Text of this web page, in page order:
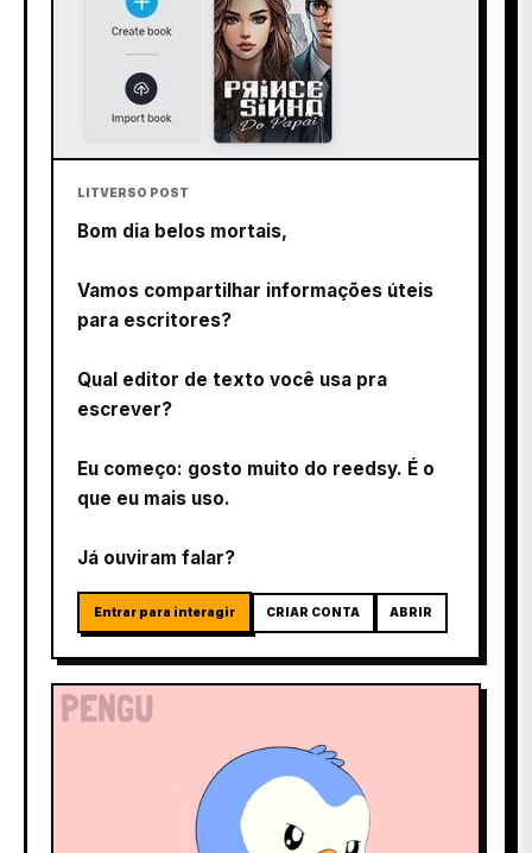
LITVERSO POST
Bom dia belos mortais,
Vamos compartilhar informações úteis
para escritores?
Qual editor de texto você usa pra
escrever?
Eu começo: gosto muito do reedsy. É o
que eu mais uso.
Já ouviram falar?
Entrar para interagir CRIAR CONTA ABRIR